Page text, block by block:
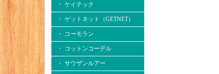
・ ケイテック
・ ゲットネット（GETNET）
・ コーモラン
・ コットンコーデル
・ サウザンルアー